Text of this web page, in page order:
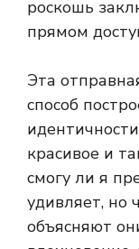
роскошь
прямом
Эта
способ
красивое и
смогу ли я
удивляет, но
объясняют